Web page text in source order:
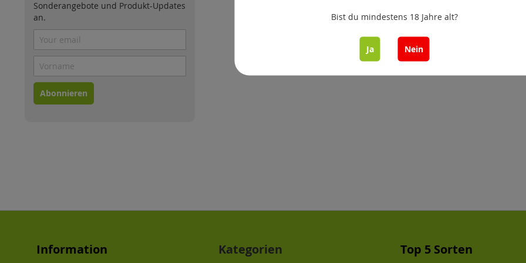
Sonderangebote und Produkt-Updates
an.
Abonnieren
Bist du mindestens 18 Jahre alt?
Ja Nein
Information Kategorien Top 5 Sorten